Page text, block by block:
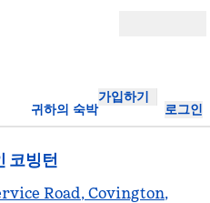
귀하의 숙박
가입하기
로그인
코빙턴
Road, Covington,